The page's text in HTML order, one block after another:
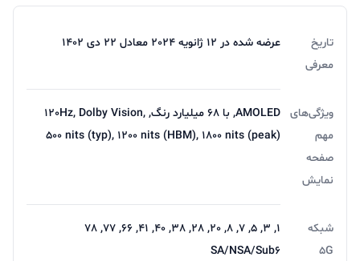
بررسی قابلیت های باتری و شارژدهی گوشی
شیائومی مدل Poco X6
بررسی قابلیت باتری و شارژ دهی گوشی شیائومی مدل پوکو
x6 باید بگم که poco m6 دارای باتری 5100 میلی آمپر بر
تاریخ
معرفی
عرضه شده در 12 ژانویه 2024 معادل 22 دی 1402
ویژگی‌های
مهم
صفحه
نمایش
AMOLED, با 68 میلیارد رنگ, 120Hz, Dolby Vision,
500 nits (typ), 1200 nits (HBM), 1800 nits (peak)
شبکه
5G
1, 3, 5, 7, 8, 20, 28, 38, 40, 41, 66, 77, 78
SA/NSA/Sub6